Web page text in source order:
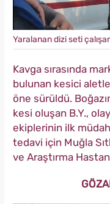
Yaralanan dizi seti
Kavga sırasında
bulunan kesici aletle
öne sürüldü.
kesi oluşan B.Y.,
ekiplerinin ilk
tedavi için Muğla
ve Araştırma